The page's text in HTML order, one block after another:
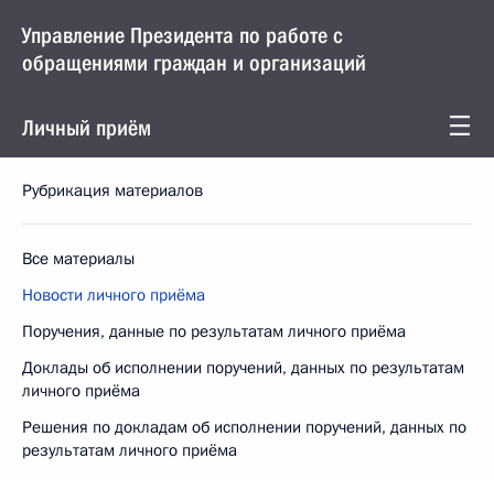
Управление Президента по работе с
обращениями граждан и организаций
Личный приём
Рубрикация материалов
Все материалы
Новости личного приёма
Поручения, данные по результатам личного приёма
Доклады об исполнении поручений, данных по результатам
личного приёма
Решения по докладам об исполнении поручений, данных по
результатам личного приёма